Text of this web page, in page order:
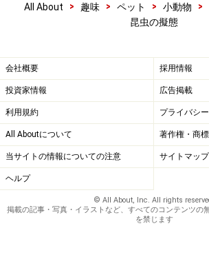
All About > 趣味 > ペット > 小動物 >
昆虫の擬態
会社概要 採用情報
投資家情報 広告掲載
利用規約 プライバシ
All Aboutについて 著作権・商
当サイトの情報についての注意 サイトマップ
ヘルプ
© All About, Inc. All rights
掲載の記事・写真・イラストなど、すべてのコンテンツの
を禁じます